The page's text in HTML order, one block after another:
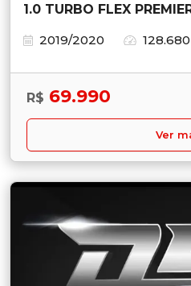
1.0 TURBO FLEX
2019/2020
R$ 69.990
Ver